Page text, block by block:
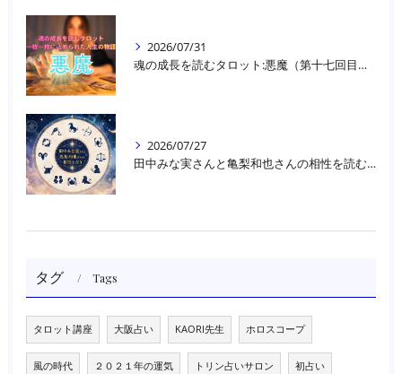
2026/07/31
魂の成長を読むタロット:悪魔（第十七回目）｜大阪・箕面占いスクールラブアンドライト
2026/07/27
田中みな実さんと亀梨和也さんの相性を読む｜大阪・箕面占いスクールラブアンドライト
タグ Tags
タロット講座 大阪占い KAORI先生 ホロスコープ
風の時代 ２０２１年の運気 トリン占いサロン 初占い